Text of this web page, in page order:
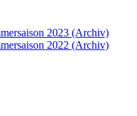
2023 (Archiv)
2022 (Archiv)